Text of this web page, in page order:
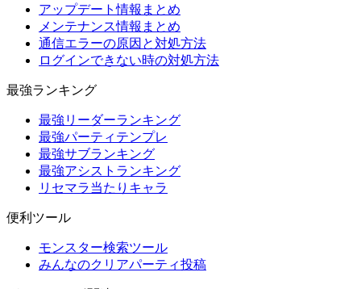
アップデート情報まとめ
メンテナンス情報まとめ
通信エラーの原因と対処方法
ログインできない時の対処方法
最強ランキング
最強リーダーランキング
最強パーティテンプレ
最強サブランキング
最強アシストランキング
リセマラ当たりキャラ
便利ツール
モンスター検索ツール
みんなのクリアパーティ投稿